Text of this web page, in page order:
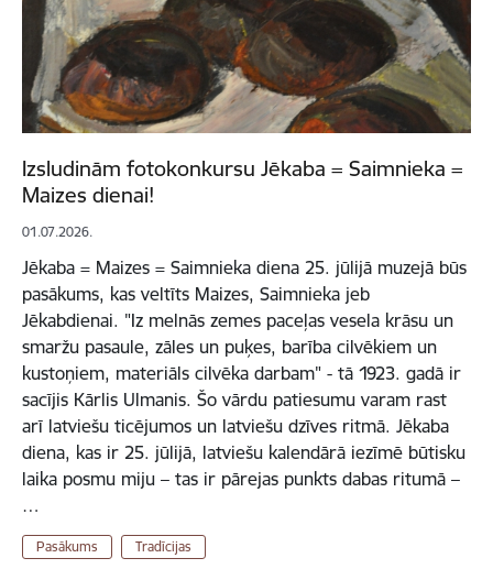
Izsludinām fotokonkursu Jēkaba = Saimnieka =
Maizes dienai!
01.07.2026.
Jēkaba = Maizes = Saimnieka diena 25. jūlijā muzejā būs
pasākums, kas veltīts Maizes, Saimnieka jeb
Jēkabdienai. "Iz melnās zemes paceļas vesela krāsu un
smaržu pasaule, zāles un puķes, barība cilvēkiem un
kustoņiem, materiāls cilvēka darbam" - tā 1923. gadā ir
sacījis Kārlis Ulmanis. Šo vārdu patiesumu varam rast
arī latviešu ticējumos un latviešu dzīves ritmā. Jēkaba
diena, kas ir 25. jūlijā, latviešu kalendārā iezīmē būtisku
laika posmu miju – tas ir pārejas punkts dabas ritumā –
…
Pasākums Tradīcijas